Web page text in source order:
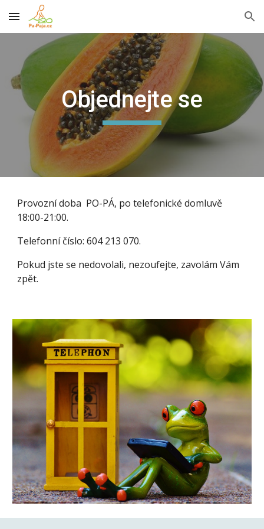
Skip to main content Skip to navigation
Objednejte se
Provozní doba  PO-PÁ, po telefonické domluvě
18:00-21:00.
Telefonní číslo: 604 213 070.
Pokud jste se nedovolali, nezoufejte, zavolám Vám
zpět.